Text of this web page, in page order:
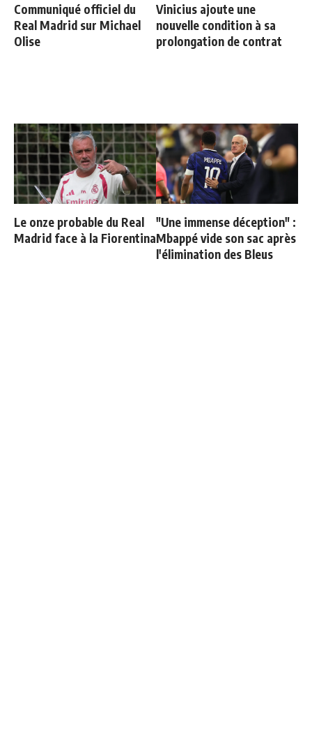
Communiqué officiel du
Real Madrid sur Michael
Olise
Vinicius ajoute une
nouvelle condition à sa
prolongation de contrat
Le onze probable du Real
Madrid face à la Fiorentina
"Une immense déception" :
Mbappé vide son sac après
l'élimination des Bleus